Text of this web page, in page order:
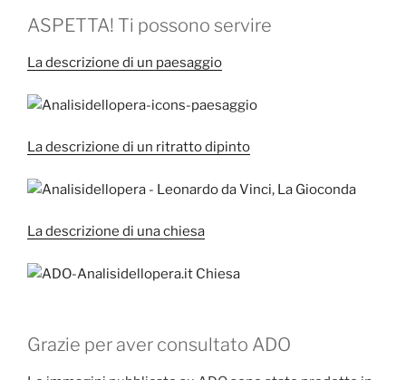
ASPETTA! Ti possono servire
La descrizione di un paesaggio
La descrizione di un ritratto dipinto
La descrizione di una chiesa
Grazie per aver consultato ADO